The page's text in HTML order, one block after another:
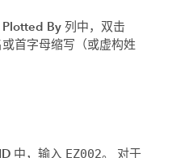
Plotted By 列中，双击
首字母缩写（或虚构姓
ID 中，输入 EZ002。 对于